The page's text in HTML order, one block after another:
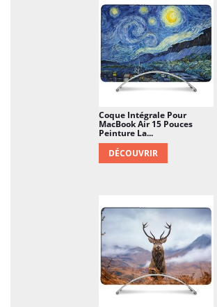
Coque Intégrale Pour
MacBook Air 15 Pouces
Peinture La...
DÉCOUVRIR